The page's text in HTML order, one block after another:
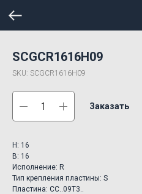
SCGCR1616H09
SKU: SCGCR1616H09
Заказать
H: 16
B: 16
Исполнение: R
Тип крепления пластины: S
Пластина: CC..09T3..